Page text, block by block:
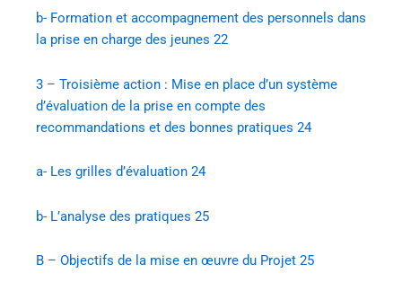
b- Formation et accompagnement des personnels dans
la prise en charge des jeunes 22
3 – Troisième action : Mise en place d’un système
d’évaluation de la prise en compte des
recommandations et des bonnes pratiques 24
a- Les grilles d’évaluation 24
b- L’analyse des pratiques 25
B – Objectifs de la mise en œuvre du Projet 25